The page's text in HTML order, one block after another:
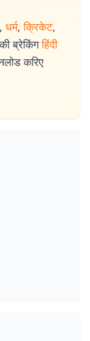
, धर्म, क्रिकेट,
ब्रेकिंग हिंदी
करिए